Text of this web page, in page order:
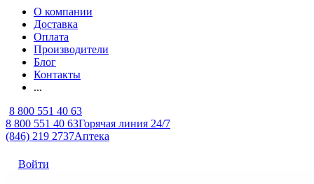
О компании
Доставка
Оплата
Производители
Блог
Контакты
...
8 800 551 40 63
8 800 551 40 63Горячая линия 24/7
(846) 219 2737Аптека
Войти